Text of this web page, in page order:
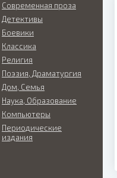
Современная проза
Детективы
Боевики
Классика
Религия
Поэзия, Драматургия
Дом, Семья
Наука, Образование
Компьютеры
Периодические
издания